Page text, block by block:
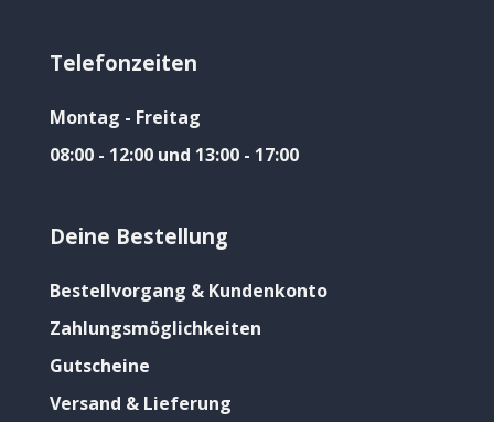
Telefonzeiten
Montag - Freitag
08:00 - 12:00 und 13:00 - 17:00
Deine Bestellung
Bestellvorgang & Kundenkonto
Zahlungsmöglichkeiten
Gutscheine
Versand & Lieferung